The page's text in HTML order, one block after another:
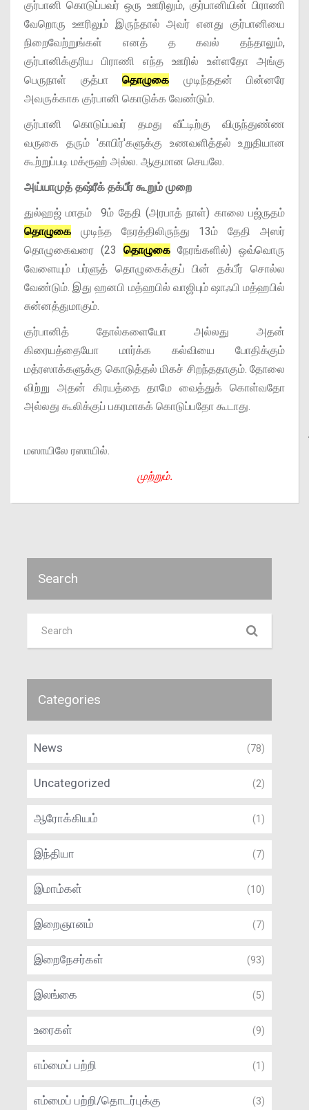
குர்பானி கொடுப்பவர் ஒரு ஊரிலும், குர்பானியின் பிராணி
வேறொரு ஊரிலும் இருந்தால் அவர் எனது குர்பானியை
நிறைவேற்றுங்கள் எனத் த கவல் தந்தாலும்,
குர்பானிக்குரிய பிராணி எந்த ஊரில் உள்ளதோ அங்கு
பெருநாள் குத்பா தொழுகை முடிந்ததன் பின்னரே
அவருக்காக குர்பானி கொடுக்க வேண்டும்.
குர்பானி கொடுப்பவர் தமது வீட்டிற்கு விருந்துண்ண
வருகை தரும் 'காபிர்'களுக்கு உணவளித்தல் உறுதியான
கூற்றுப்படி மக்ரூஹ் அல்ல. ஆகுமான செயலே.
அய்யாமுத் தஷ்ரீக் தக்பீர் கூறும் முறை
துல்ஹஜ் மாதம் 9ம் தேதி (அரபாத் நாள்) காலை பஜ்ருதம்
தொழுகை முடிந்த நேரத்திலிருந்து 13ம் தேதி அஸர்
தொழுகைவரை (23 தொழுகை நேரங்களில்) ஒவ்வொரு
வேளையும் பர்ளுத் தொழுகைக்குப் பின் தக்பீர் சொல்ல
வேண்டும். இது ஹனபி மத்ஹபில் வாஜிபும் ஷாஃபி மத்ஹபில்
சுன்னத்துமாகும்.
குர்பானித் தோல்களையோ அல்லது அதன்
கிரையத்தையோ மார்க்க கல்வியை போதிக்கும்
மத்ரஸாக்களுக்கு கொடுத்தல் மிகச் சிறந்ததாகும். தோலை
விற்று அதன் கிரயத்தை தாமே வைத்துக் கொள்வதோ
அல்லது கூலிக்குப் பகரமாகக் கொடுப்பதோ கூடாது.
மஸாயிலே ரஸாயில்.
முற்றும்.
Search
Categories
News (78)
Uncategorized (2)
ஆரோக்கியம் (1)
இந்தியா (7)
இமாம்கள் (10)
இறைஞானம் (7)
இறைநேசர்கள் (93)
இலங்கை (5)
உரைகள் (9)
எம்மைப் பற்றி (1)
எம்மைப் பற்றி/தொடர்புக்கு (3)